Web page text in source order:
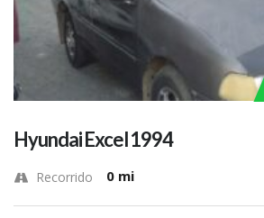
Hyundai Excel 1994
Recorrido 0 mi